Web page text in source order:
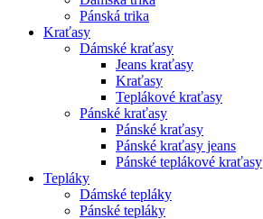
Pánská trika
Kraťasy
Dámské kraťasy
Jeans kraťasy
Kraťasy
Teplákové kraťasy
Pánské kraťasy
Pánské kraťasy
Pánské kraťasy jeans
Pánské teplákové kraťasy
Tepláky
Dámské tepláky
Pánské tepláky